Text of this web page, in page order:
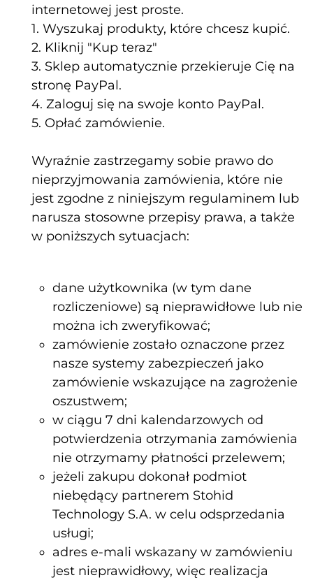
internetowej jest proste.
1. Wyszukaj produkty, które chcesz kupić.
2. Kliknij "Kup teraz"
3. Sklep automatycznie przekieruje Cię na
stronę PayPal.
4. Zaloguj się na swoje konto PayPal.
5. Opłać zamówienie.
Wyraźnie zastrzegamy sobie prawo do
nieprzyjmowania zamówienia, które nie
jest zgodne z niniejszym regulaminem lub
narusza stosowne przepisy prawa, a także
w poniższych sytuacjach:
dane użytkownika (w tym dane
rozliczeniowe) są nieprawidłowe lub nie
można ich zweryfikować;
zamówienie zostało oznaczone przez
nasze systemy zabezpieczeń jako
zamówienie wskazujące na zagrożenie
oszustwem;
w ciągu 7 dni kalendarzowych od
potwierdzenia otrzymania zamówienia
nie otrzymamy płatności przelewem;
jeżeli zakupu dokonał podmiot
niebędący partnerem Stohid
Technology S.A. w celu odsprzedania
usługi;
adres e-mali wskazany w zamówieniu
jest nieprawidłowy, więc realizacja